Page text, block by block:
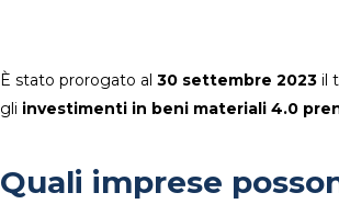
È stato prorogato al 30 settembre 2023 il
gli investimenti in beni materiali 4.0
Quali imprese